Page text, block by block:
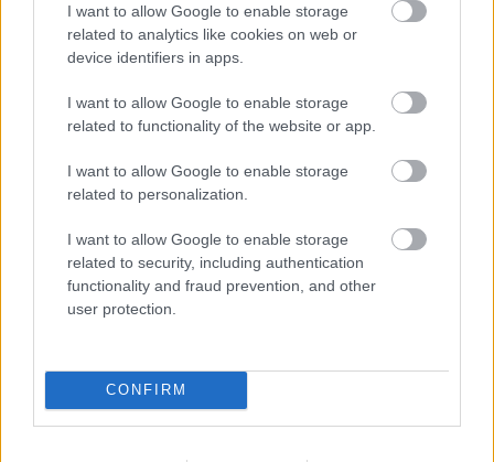
I want to allow Google to enable storage
related to analytics like cookies on web or
device identifiers in apps.
I want to allow Google to enable storage
related to functionality of the website or app.
I want to allow Google to enable storage
related to personalization.
I want to allow Google to enable storage
related to security, including authentication
functionality and fraud prevention, and other
user protection.
CONFIRM
Hírlevél feliratkozás
Adja meg keresztnevét:
Adja
meg e-mail címét:
Nem szeretne lemaradni semmiről? Csak egy kattintás, és hírlevelünk a
legfrissebb információkkal és exkluzív tartalmakkal hétről hétre
postaládájába érkezik!
A SZOL24 legfrissebb 24 cikke
A Tisza kormány minisztere újabb nagy változásokról döntött